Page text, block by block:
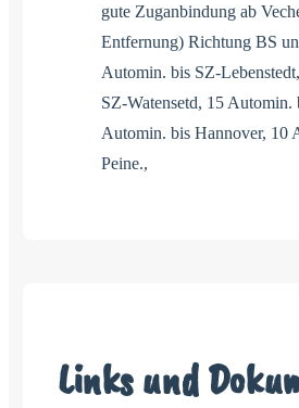
gute Zuganbindung ab
Entfernung) Richtung BS
Automin. bis SZ-
SZ-Watensetd, 15 Automin.
Automin. bis Hannover, 10
Peine.,
Links und